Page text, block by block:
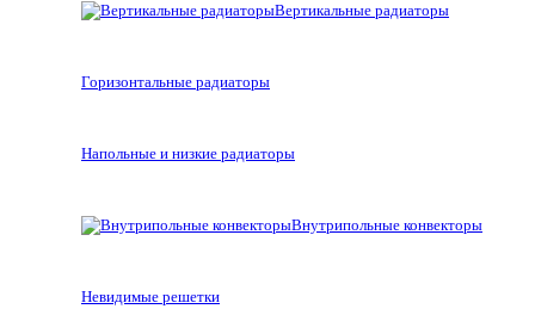
Вертикальные радиаторы
Горизонтальные радиаторы
Напольные и низкие радиаторы
Внутрипольные конвекторы
Невидимые решетки